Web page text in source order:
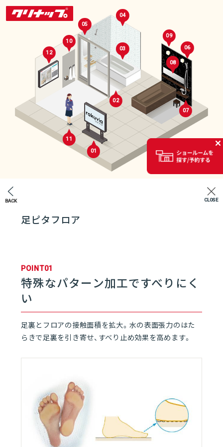
エントランス
01 rakuviaとは
02 フロア
壁／天井
05 ドア
足ピタフロア
POINT01
特殊なパターン加工ですべりにく
い
足裏とフロアの接触面積を拡大。水の表面張力のはた
らきで足裏を引き寄せ、すべり止め効果を高めます。
BACK CLOSE
06
07
セレクトルーム
01
02
03
04
05
06
07
08
09
10
11
12